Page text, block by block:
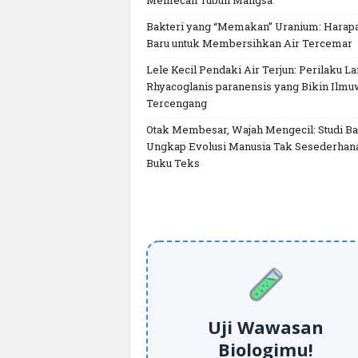
Bakteri yang “Memakan” Uranium:
Baru untuk Membersihkan Air Tercemar
Lele Kecil Pendaki Air Terjun: Perilaku
Rhyacoglanis paranensis yang Bikin
Tercengang
Otak Membesar, Wajah Mengecil: Studi
Ungkap Evolusi Manusia Tak
Buku Teks
Uji Wawasan
Biologimu!